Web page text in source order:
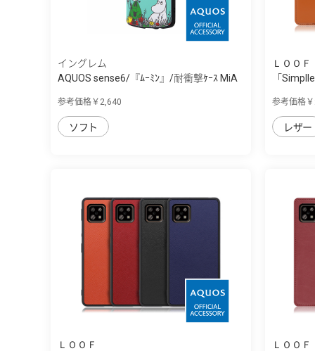
イングレム
AQUOS sense6/『ﾑｰﾐﾝ』/耐衝撃ｹｰｽ MiA
参考価格￥2,640
ソフト
ＬＯＯＦ
「
参考価格
レザー
ＬＯＯＦ
ＬＯＯＦ